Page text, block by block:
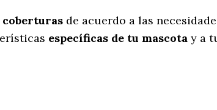
de acuerdo a las
específicas de tu mascota y a